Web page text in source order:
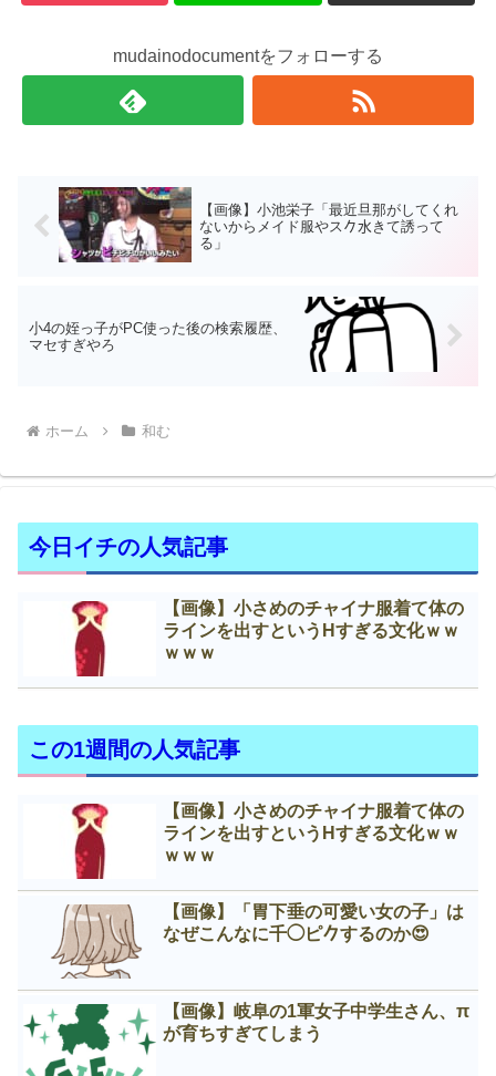
mudainodocumentをフォローする
【画像】小池栄子「最近旦那がしてくれ
ないからメイド服やス𠂊水きて誘って
る」
小4の姪っ子がPC使った後の検索履歴、
マセすぎやろ
ホーム 和む
今日イチの人気記事
【画像】小さめのチャイナ服着て体の
ラインを出すというНすぎる文化ｗｗ
ｗｗｗ
この1週間の人気記事
【画像】小さめのチャイナ服着て体の
ラインを出すというНすぎる文化ｗｗ
ｗｗｗ
【画像】「胃下垂の可愛い女の子」は
なぜこんなに千◯ピ𠂊するのか😍
【画像】岐阜の1軍女子中学生さん、π
が育ちすぎてしまう